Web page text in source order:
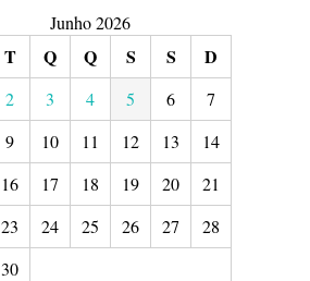
Junho 2026
T Q Q S S D
2 3 4 5 6
7
9 10 11 12 13
14
16 17 18 19 20
21
23 24 25 26 27
28
30